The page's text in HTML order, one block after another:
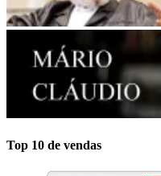
Top 10 de vendas